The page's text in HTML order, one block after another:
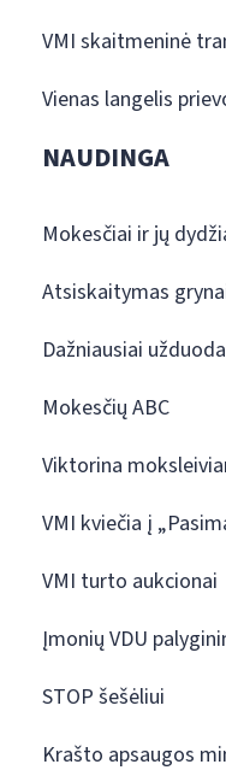
VMI skaitmeninė
Vienas langelis
NAUDINGA
Mokesčiai ir jų
Atsiskaitymas
Dažniausiai
Mokesčių ABC
Viktorina
VMI kviečia į
VMI turto aukcionai
Įmonių VDU
STOP šešėliui
Krašto apsaugos